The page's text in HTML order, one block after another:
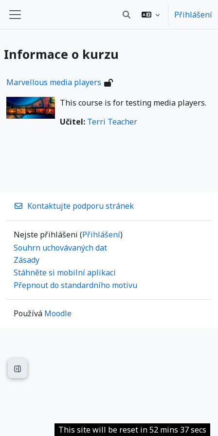
Boční panel Přepnout vyhledávání
Přihlášení
Otevřít indexu kurzu
Informace o kurzu
Marvellous media players
This course is for testing media players.
Učitel: Terri Teacher
Kontaktujte podporu stránek
Nejste přihlášeni (Přihlášení)
Souhrn uchovávaných dat
Zásady
Stáhněte si mobilní aplikaci
Přepnout do standardního motivu
Používá Moodle
This site will be reset in 52 mins 37 secs